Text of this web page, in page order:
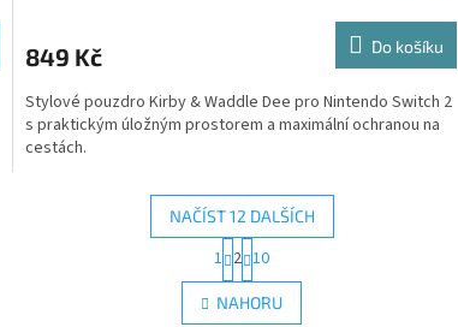
849 Kč Do košíku
Stylové pouzdro Kirby & Waddle Dee pro Nintendo Switch 2
s praktickým úložným prostorem a maximální ochranou na
cestách.
O
v
l
NAČÍST 12 DALŠÍCH
S
t
r
á
1 2 10
NAHORU